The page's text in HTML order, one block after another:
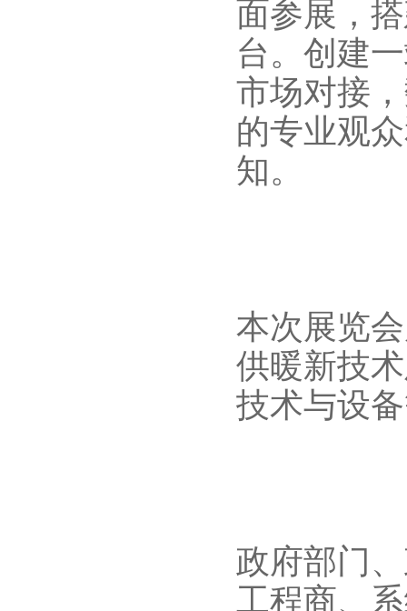
面参展，
台。创建
市场对接
的专业观
知。
本次展览
供暖新技
技术与设
政府部门
工程商、